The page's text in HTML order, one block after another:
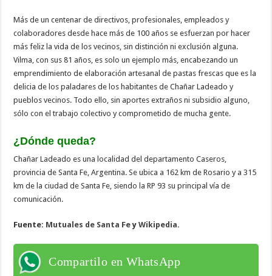
Más de un centenar de directivos, profesionales, empleados y
colaboradores desde hace más de 100 años se esfuerzan por hacer
más feliz la vida de los vecinos, sin distinción ni exclusión alguna.
Vilma, con sus 81 años, es solo un ejemplo más, encabezando un
emprendimiento de elaboración artesanal de pastas frescas que es la
delicia de los paladares de los habitantes de Chañar Ladeado y
pueblos vecinos. Todo ello, sin aportes extraños ni subsidio alguno,
sólo con el trabajo colectivo y comprometido de mucha gente.
¿Dónde queda?
Chañar Ladeado es una localidad del departamento Caseros,
provincia de Santa Fe, Argentina. Se ubica a 162 km de Rosario y a 315
km de la ciudad de Santa Fe, siendo la RP 93 su principal vía de
comunicación.
Fuente: Mutuales de Santa FeyWikipedia.
Compartilo en WhatsApp